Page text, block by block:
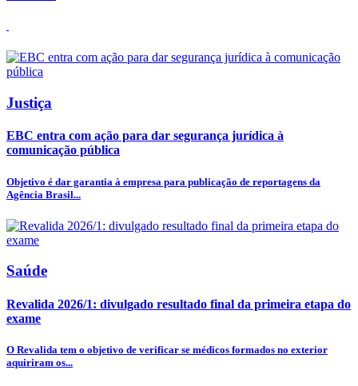
Justiça
EBC entra com ação para dar segurança jurídica à
comunicação pública
Objetivo é dar garantia à empresa para publicação de reportagens da
Agência Brasil...
Saúde
Revalida 2026/1: divulgado resultado final da primeira etapa do
exame
O Revalida tem o objetivo de verificar se médicos formados no exterior
aquiriram os...